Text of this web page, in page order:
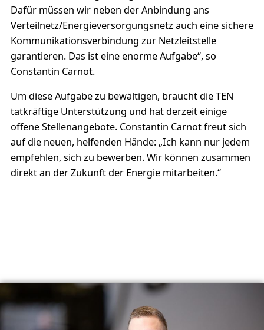
Dafür müssen wir neben der Anbindung ans
Verteilnetz/Energieversorgungsnetz auch eine sichere
Kommunikationsverbindung zur Netzleitstelle
garantieren. Das ist eine enorme Aufgabe“, so
Constantin Carnot.
Um diese Aufgabe zu bewältigen, braucht die TEN
tatkräftige Unterstützung und hat derzeit einige
offene Stellenangebote. Constantin Carnot freut sich
auf die neuen, helfenden Hände: „Ich kann nur jedem
empfehlen, sich zu bewerben. Wir können zusammen
direkt an der Zukunft der Energie mitarbeiten.“